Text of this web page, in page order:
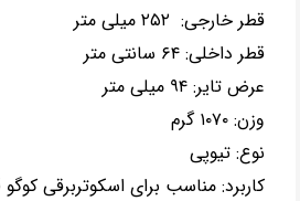
قطر خارجی: ۲۵۲ میلی متر
قطر داخلی: ۶۴ سانتی متر
عرض تایر: ۹۴ میلی متر
وزن: ۱۰۷۰ گرم
نوع: تیوپی
کاربرد: مناسب برای اسکوتربرقی کوگو m5 و مدل های مشابه